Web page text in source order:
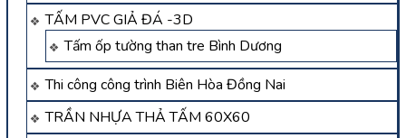
TẤM PVC GIẢ ĐÁ -3D
Tấm ốp tường than tre Bình Dương
Thi công công trình Biên Hòa Đồng Nai
TRẦN NHỰA THẢ TẤM 60X60